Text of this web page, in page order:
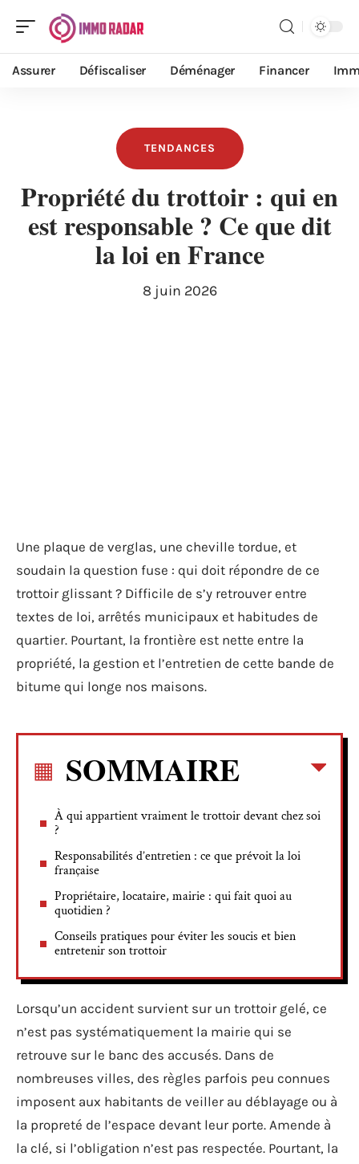
Assurer Défiscaliser Déménager Financer
TENDANCES
Propriété du trottoir : qui en
est responsable ? Ce que dit
la loi en France
8 juin 2026
Une plaque de verglas, une cheville tordue, et
soudain la question fuse : qui doit répondre de ce
trottoir glissant ? Difficile de s’y retrouver entre
textes de loi, arrêtés municipaux et habitudes de
quartier. Pourtant, la frontière est nette entre la
propriété, la gestion et l’entretien de cette bande de
bitume qui longe nos maisons.
SOMMAIRE
À qui appartient vraiment le trottoir devant chez soi
?
Responsabilités d’entretien : ce que prévoit la loi
française
Propriétaire, locataire, mairie : qui fait quoi au
quotidien ?
Conseils pratiques pour éviter les soucis et bien
entretenir son trottoir
Lorsqu’un accident survient sur un trottoir gelé, ce
n’est pas systématiquement la mairie qui se
retrouve sur le banc des accusés. Dans de
nombreuses villes, des règles parfois peu connues
imposent aux habitants de veiller au déblayage ou à
la propreté de l’espace devant leur porte. Amende à
la clé, si l’obligation n’est pas respectée. Pourtant, la